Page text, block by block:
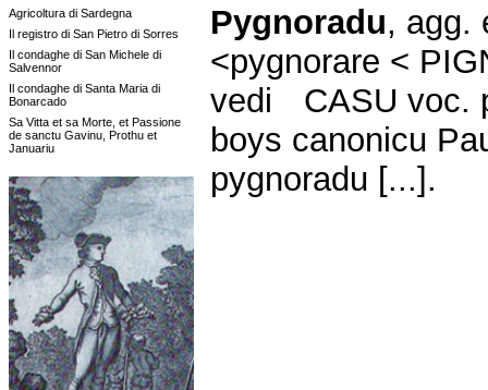
Agricoltura di Sardegna
Il registro di San Pietro di Sorres
Il condaghe di San Michele di
Salvennor
Il condaghe di Santa Maria di
Bonarcado
Sa Vitta et sa Morte, et Passione
de sanctu Gavinu, Prothu et
Januariu
Pygnoradu, agg.
<pygnorare <
vedi
CASU voc.
boys canonicu
pygnoradu [...].